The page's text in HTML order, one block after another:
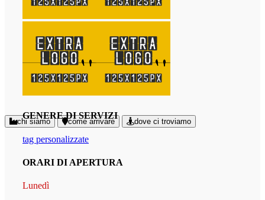
chi siamo come arrivare dove ci troviamo
GENERE DI SERVIZI
tag personalizzate
ORARI DI APERTURA
Lunedì